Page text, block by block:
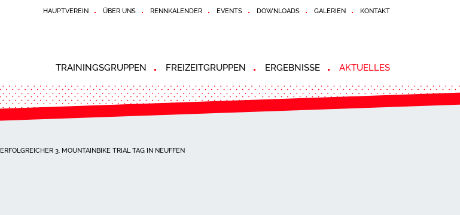
HAUPTVEREIN ÜBER UNS RENNKALENDER EVENTS DOWNLOADS GALERIEN KONTAKT
TRAININGSGRUPPEN FREIZEITGRUPPEN ERGEBNISSE AKTUELLES
ERFOLGREICHER 3. MOUNTAINBIKE TRIAL TAG IN NEUFFEN